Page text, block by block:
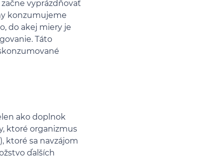
vyprázdňovať
konzumujeme
do akej miery je
Táto
ako doplnok
ktoré organizmus
ktoré sa navzájom
ďalších